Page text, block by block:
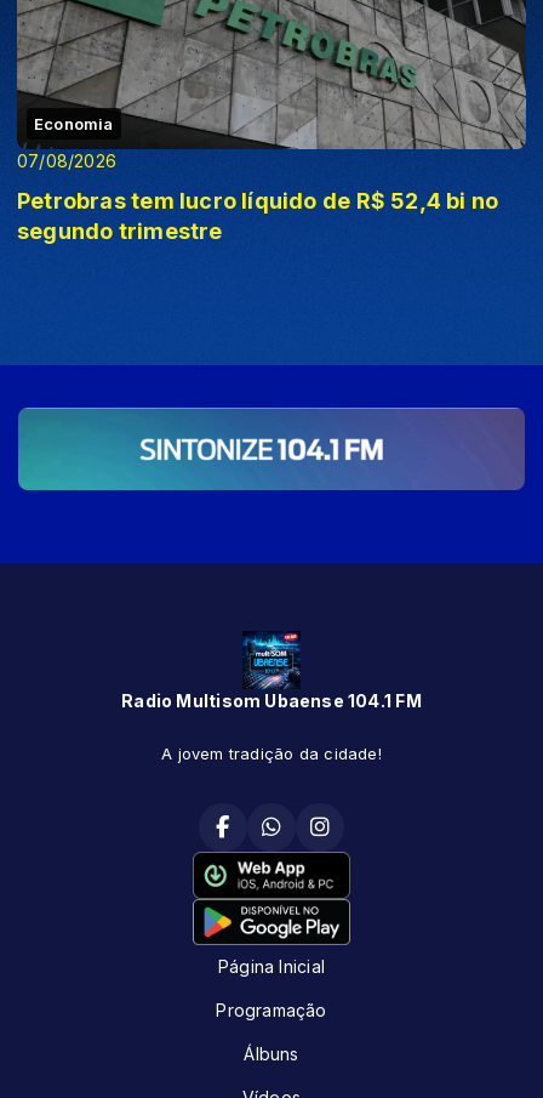
Economia
07/08/2026
Petrobras tem lucro líquido de R$ 52,4 bi no
segundo trimestre
Radio Multisom Ubaense 104.1 FM
A jovem tradição da cidade!
Página Inicial
Programação
Álbuns